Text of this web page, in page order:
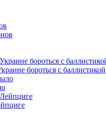
бороться с баллистикой